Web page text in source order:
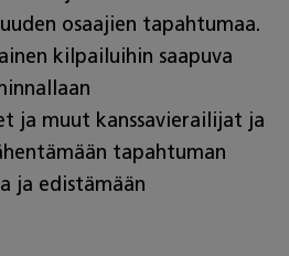
osaajien tapahtumaa.
kilpailuihin saapuva
ja muut kanssavierailijat ja
tapahtuman
ja edistämään